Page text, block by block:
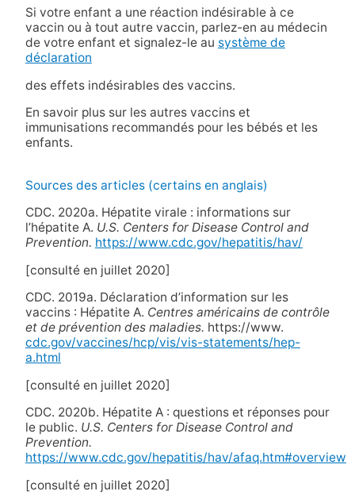
Si votre enfant a une réaction indésirable à ce
vaccin ou à tout autre vaccin, parlez-en au médecin
de votre enfant et signalez-le au système de
déclaration
des effets indésirables des vaccins.
En savoir plus sur les autres vaccins et
immunisations recommandés pour les bébés et les
enfants.
Sources des articles (certains en anglais)
CDC. 2020a. Hépatite virale : informations sur
l’hépatite A. U.S. Centers for Disease Control and
Prevention. https://www.cdc.gov/hepatitis/hav/
[consulté en juillet 2020]
CDC. 2019a. Déclaration d’information sur les
vaccins : Hépatite A. Centres américains de contrôle
et de prévention des maladies. https://www.
cdc.gov/vaccines/hcp/vis/vis-statements/hep-
a.html
[consulté en juillet 2020]
CDC. 2020b. Hépatite A : questions et réponses pour
le public. U.S. Centers for Disease Control and
Prevention.
https://www.cdc.gov/hepatitis/hav/afaq.htm#overview
[consulté en juillet 2020]